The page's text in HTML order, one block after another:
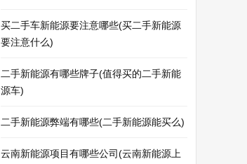
买二手车新能源要注意哪些(买二手新能源
要注意什么)
二手新能源有哪些牌子(值得买的二手新能
源车)
二手新能源弊端有哪些(二手新能源能买么)
云南新能源项目有哪些公司(云南新能源上